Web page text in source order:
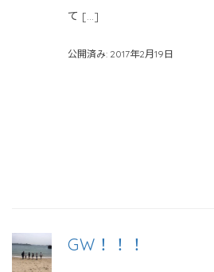
て […]
公開済み: 2017年2月19日
GW！！！